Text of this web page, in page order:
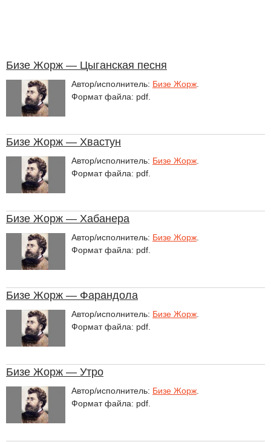
Бизе Жорж — Цыганская песня
Автор/исполнитель: Бизе Жорж
Формат файла: pdf.
Бизе Жорж — Хвастун
Автор/исполнитель: Бизе Жорж
Формат файла: pdf.
Бизе Жорж — Хабанера
Автор/исполнитель: Бизе Жорж
Формат файла: pdf.
Бизе Жорж — Фарандола
Автор/исполнитель: Бизе Жорж
Формат файла: pdf.
Бизе Жорж — Утро
Автор/исполнитель: Бизе Жорж
Формат файла: pdf.